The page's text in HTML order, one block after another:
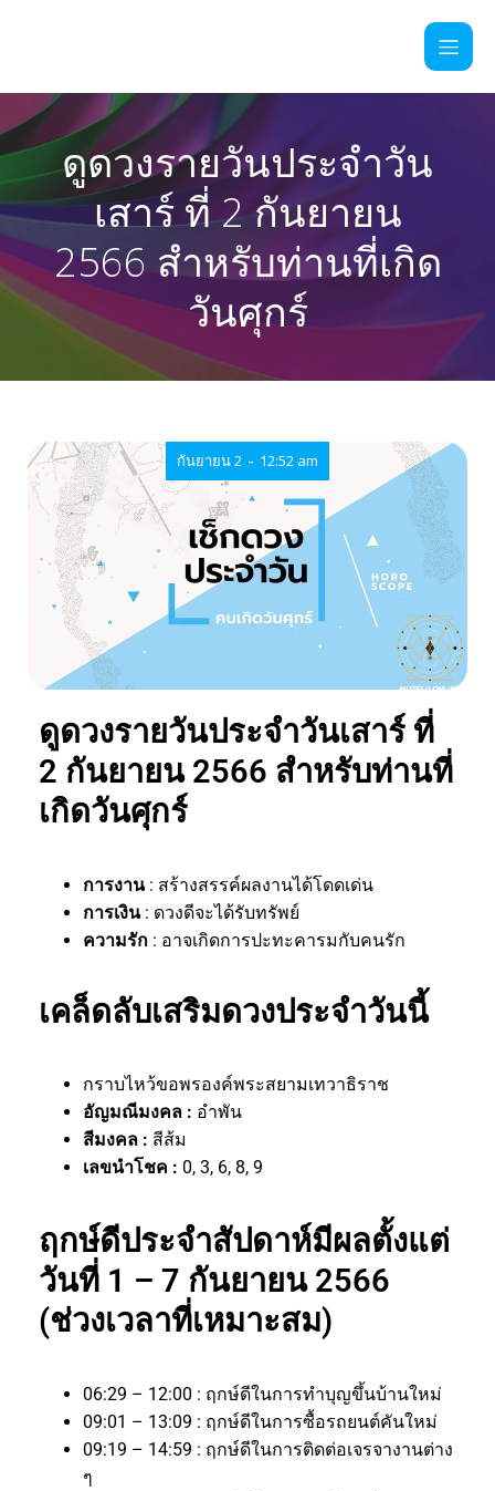
ดูดวงรายวันประจำวัน
เสาร์ ที่ 2 กันยายน
2566 สำหรับท่านที่เกิด
วันศุกร์
กันยายน 2 - 12:52 am
ดูดวงรายวันประจำวันเสาร์ ที่
2 กันยายน 2566 สำหรับท่านที่
เกิดวันศุกร์
การงาน : สร้างสรรค์ผลงานได้โดดเด่น
การเงิน : ดวงดีจะได้รับทรัพย์
ความรัก : อาจเกิดการปะทะคารมกับคนรัก
เคล็ดลับเสริมดวงประจำวันนี้
กราบไหว้ขอพรองค์พระสยามเทวาธิราช
อัญมณีมงคล : อำพัน
สีมงคล : สีส้ม
เลขนำโชค : 0, 3, 6, 8, 9
ฤกษ์ดีประจำสัปดาห์มีผลตั้งแต่
วันที่ 1 – 7 กันยายน 2566
(ช่วงเวลาที่เหมาะสม)
06:29 – 12:00 : ฤกษ์ดีในการทำบุญขึ้นบ้านใหม่
09:01 – 13:09 : ฤกษ์ดีในการซื้อรถยนต์คันใหม่
09:19 – 14:59 : ฤกษ์ดีในการติดต่อเจรจางานต่าง
ๆ